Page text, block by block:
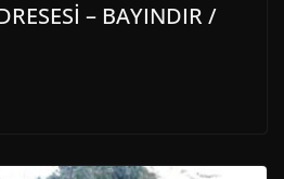
– BAYINDIR /